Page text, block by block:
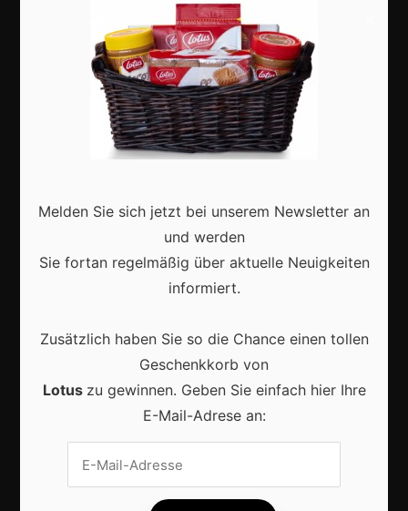
Karneval in Deutschland: Traditionen, Kostüme und
moderne Feierkultur
Karneval in Berlin erleben: Kreativität, Kultur und
Gemeinschaft auf einzigartige Weise entdecken
Melden Sie sich jetzt bei unserem Newsletter an
und werden
Sie fortan regelmäßig über aktuelle Neuigkeiten
informiert.
Zusätzlich haben Sie so die Chance einen tollen
Geschenkkorb von
Lotus zu gewinnen. Geben Sie einfach hier Ihre
E-Mail-Adrese an: